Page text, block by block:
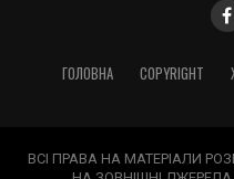
ГОЛОВНА COPYRIGHT
ВСІ ПРАВА НА МАТЕРІАЛИ